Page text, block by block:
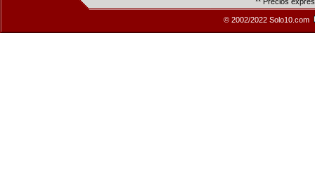
© 2002/2022 Solo10.com